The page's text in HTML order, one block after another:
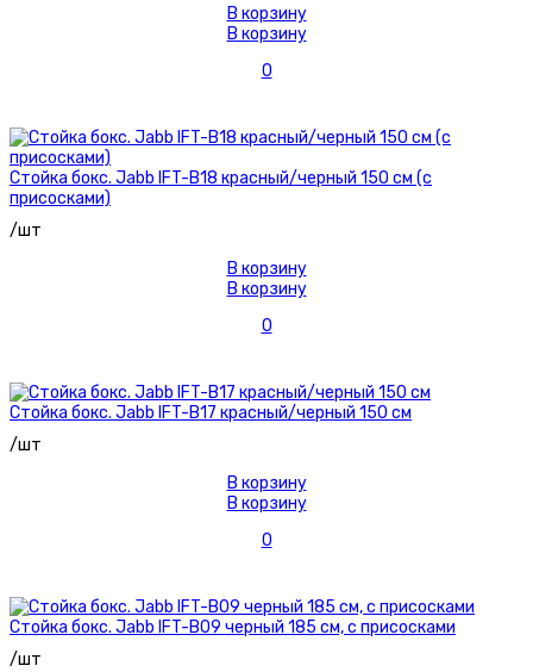
В корзину
В корзину
0
Стойка бокс. Jabb IFT-B18 красный/черный 150 см (с
присосками)
/шт
В корзину
В корзину
0
Стойка бокс. Jabb IFT-B17 красный/черный 150 см
/шт
В корзину
В корзину
0
Стойка бокс. Jabb IFT-B09 черный 185 см, с присосками
/шт